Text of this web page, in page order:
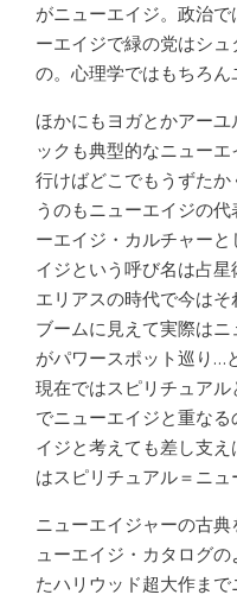
がニューエイジ。政治
ーエイジで緑の党はシ
の。心理学ではもちろん
ほかにもヨガとかアー
ックも典型的なニュー
行けばどこでもうずた
うのもニューエイジの
ーエイジ・カルチャー
イジという呼び名は占
エリアスの時代で今は
ブームに見えて実際は
がパワースポット巡り…
現在ではスピリチュア
でニューエイジと重な
イジと考えても差し支
はスピリチュアル＝ニュ
ニューエイジャーの古
ューエイジ・カタログ
たハリウッド超大作ま